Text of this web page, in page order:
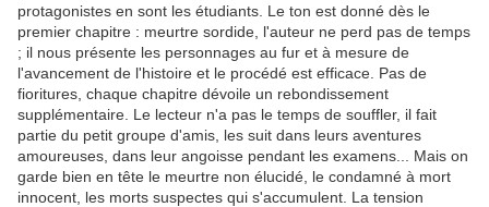
protagonistes en sont les étudiants. Le ton est donné dès le
premier chapitre : meurtre sordide, l'auteur ne perd pas de temps
; il nous présente les personnages au fur et à mesure de
l'avancement de l'histoire et le procédé est efficace. Pas de
fioritures, chaque chapitre dévoile un rebondissement
supplémentaire. Le lecteur n'a pas le temps de souffler, il fait
partie du petit groupe d'amis, les suit dans leurs aventures
amoureuses, dans leur angoisse pendant les examens... Mais on
garde bien en tête le meurtre non élucidé, le condamné à mort
innocent, les morts suspectes qui s'accumulent. La tension